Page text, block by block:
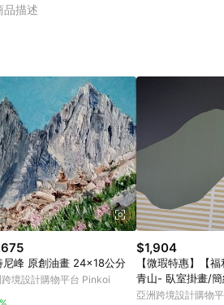
新至Android v4.6.0 / iOS v4.1.5 以上才具贈
11. 若於 LINE 購物前往 Pinkoi 頁面後才首次
品描述
尼峰 原創油畫 24x18公分
境設計購物平台 Pinkoi
$1,904
【微瑕特惠】【
青山- 臥室掛畫/
亞洲跨境設計購物